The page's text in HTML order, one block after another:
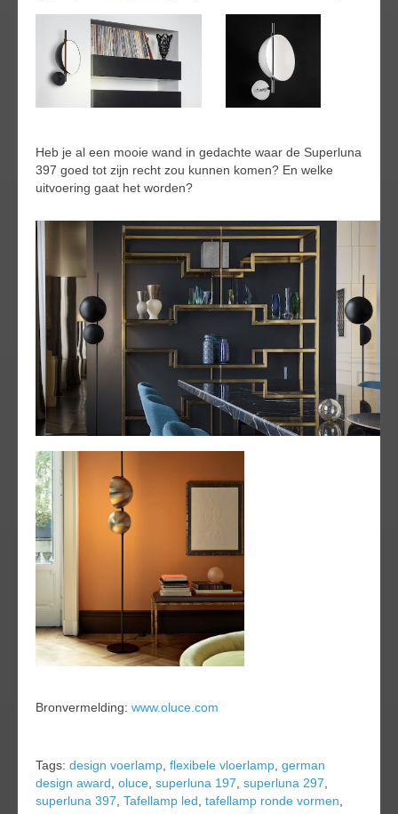
Heb je al een mooie wand in gedachte waar de Superluna
397 goed tot zijn recht zou kunnen komen? En welke
uitvoering gaat het worden?
Bronvermelding: www.oluce.com
Tags: design voerlamp flexibele vloerlamp german
design award oluce superluna 197 superluna 297
superluna 397 Tafellamp led tafellamp ronde vormen